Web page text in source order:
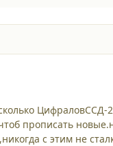
прописать
с этим не